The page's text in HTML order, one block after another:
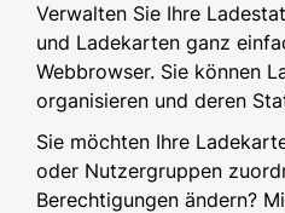
Verwalten Sie Ihre
und Ladekarten ganz
Webbrowser. Sie können
organisieren und deren
Sie möchten Ihre
oder Nutzergruppen
Berechtigungen ändern?